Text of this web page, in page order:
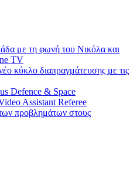
με τη φωνή του Νικόλα και
TV
κύκλο διαπραγμάτευσης με τις
Defence & Space
Assistant Referee
προβλημάτων στους